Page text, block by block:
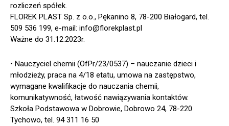
rozliczeń spółek.
FLOREK PLAST Sp. z o.o., Pękanino 8, 78-200 Białogard, tel.
509 536 199, e-mail: info@florekplast.pl
Ważne do 31.12.2023r.
• Nauczyciel chemii (OfPr/23/0537) – nauczanie dzieci i
młodzieży, praca na 4/18 etatu, umowa na zastępstwo,
wymagane kwalifikacje do nauczania chemii,
komunikatywność, łatwość nawiązywania kontaktów.
Szkoła Podstawowa w Dobrowie, Dobrowo 24, 78-220
Tychowo, tel. 94 311 16 50